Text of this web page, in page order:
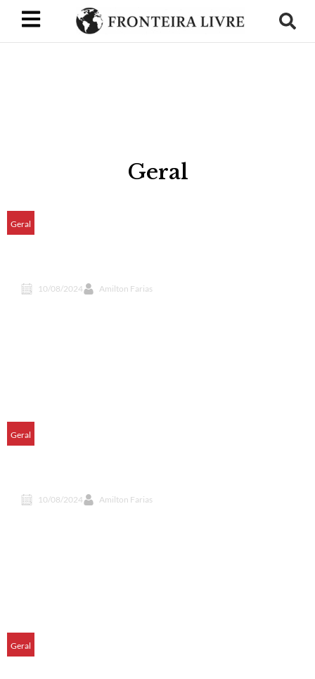
Geral
Geral
10/08/2024 Amilton Farias
Geral
10/08/2024 Amilton Farias
Geral